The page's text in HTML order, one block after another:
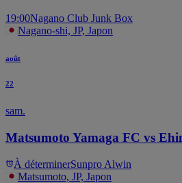
19:00Nagano Club Junk Box
Nagano-shi, JP, Japon
août
22
sam.
Matsumoto Yamaga FC vs
À déterminerSunpro Alwin
Matsumoto, JP, Japon